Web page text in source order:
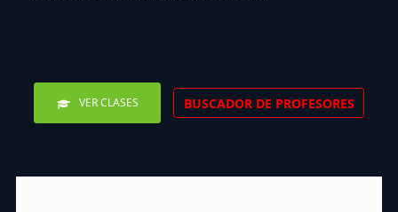
VER CLASES BUSCADOR DE PROFESORES